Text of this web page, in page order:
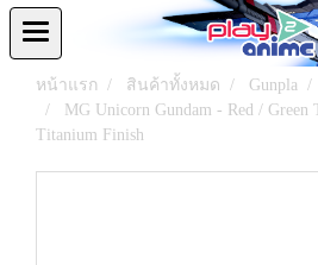
หน้าแรก สินค้าทั้งหมด Gunpla
MG Unicorn Gundam - Red / Green
Titanium Finish